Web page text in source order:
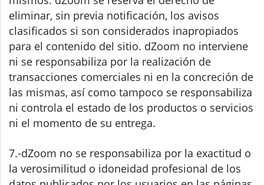
eliminar, sin previa notificación, los avisos
clasificados si son considerados inapropiados
para el contenido del sitio. dZoom no interviene
ni se responsabiliza por la realización de
transacciones comerciales ni en la concreción de
las mismas, así como tampoco se responsabiliza
ni controla el estado de los productos o servicios
ni el momento de su entrega.
7.-dZoom no se responsabiliza por la exactitud o
la verosimilitud o idoneidad profesional de los